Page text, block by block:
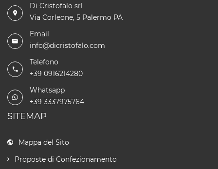
Di Cristofalo srl
Via Corleone, 5 Palermo PA
Email
info@dicristofalo.com
Telefono
+39 0916214280
Whatsapp
+39 3337975764
SITEMAP
Mappa del Sito
Proposte di Confezionamento